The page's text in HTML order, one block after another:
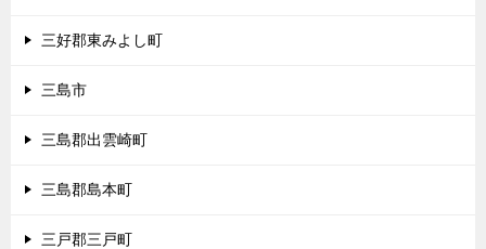
三好郡東みよし町
三島市
三島郡出雲崎町
三島郡島本町
三戸郡三戸町